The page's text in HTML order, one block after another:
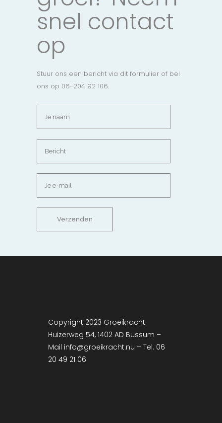
snel contact
op
Stuur ons een bericht via dit formulier of bel
ons op 06-204 92 106.
Copyright 2023 Groeikracht.
Huizerweg 54, 1402 AD Bussum –
Mail info@groeikracht.nu – Tel. 06
20 49 21 06